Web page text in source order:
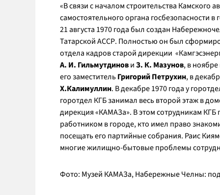
«В связи с началом строительства Камского
самостоятельного органа госбезопасности
21 августа 1970 года был создан
Татарской АССР. Полностью он был
отдела кадров старой дирекции
А. И. ГильмутдиновиЗ. К. Мазунов, в
его заместительГригорий Петрухин, в
Х.Калимуллин. В декабре 1970 года у
горотдел КГБ занимал весь второй этаж в
дирекция «КАМАЗа». В этом сотрудникам КГБ
работником в городе, кто имел право
посещать его партийные собрания. Раис
многие жилищно-бытовые проблемы
Фото: Музей КАМАЗа, Набережные Челны: